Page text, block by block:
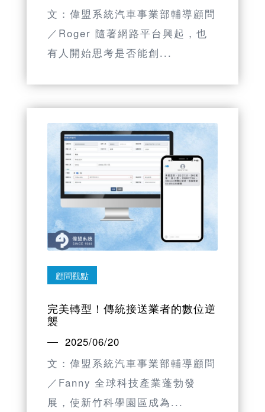
文：偉盟系統汽車事業部輔導顧問
／Roger 隨著網路平台興起，也
有人開始思考是否能創...
顧問觀點
完美轉型！傳統接送業者的數位逆
襲
2025/06/20
文：偉盟系統汽車事業部輔導顧問
／Fanny 全球科技產業蓬勃發
展，使新竹科學園區成為...